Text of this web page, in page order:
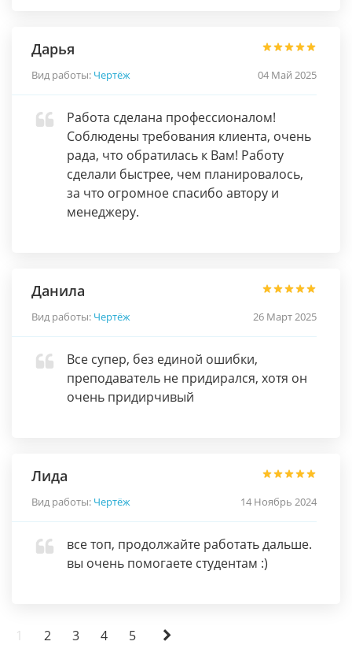
Дарья
Вид работы: Чертёж 04 Май 2025
Работа сделана профессионалом!
Соблюдены требования клиента, очень
рада, что обратилась к Вам! Работу
сделали быстрее, чем планировалось,
за что огромное спасибо автору и
менеджеру.
Данила
Вид работы: Чертёж 26 Март 2025
Все супер, без единой ошибки,
преподаватель не придирался, хотя он
очень придирчивый
Лида
Вид работы: Чертёж 14 Ноябрь 2024
все топ, продолжайте работать дальше.
вы очень помогаете студентам :)
1 2 3 4 5